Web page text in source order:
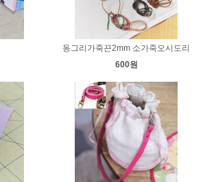
동그리가죽끈2mm 소가죽오시도리
600원